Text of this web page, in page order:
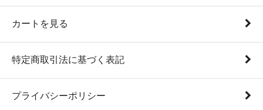
カートを見る
特定商取引法に基づく表記
プライバシーポリシー